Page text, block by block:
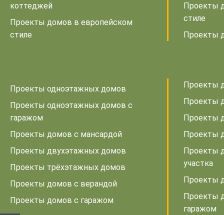
коттеджей
Проекты домов в европейском
стиле
Проекты
стиле
Проекты
Проекты одноэтажных домов
Проекты одноэтажных домов с
гаражом
Проекты домов с мансардой
Проекты двухэтажных домов
Проекты трёхэтажных домов
Проекты домов с верандой
Проекты домов с гаражом
Проекты
Проекты
Проекты
Проекты
Проекты
участка
Проекты
Проекты
гаражом